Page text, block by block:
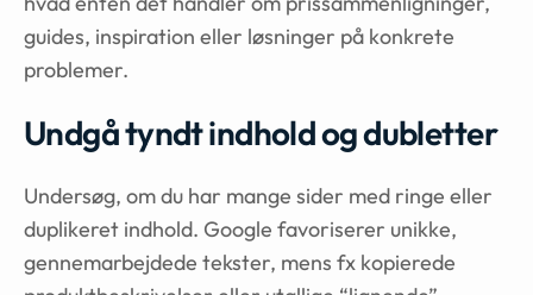
guides, inspiration eller løsninger på konkrete
problemer.
Undgå tyndt indhold og dubletter
Undersøg, om du har mange sider med ringe eller
duplikeret indhold. Google favoriserer unikke,
gennemarbejdede tekster, mens fx kopierede